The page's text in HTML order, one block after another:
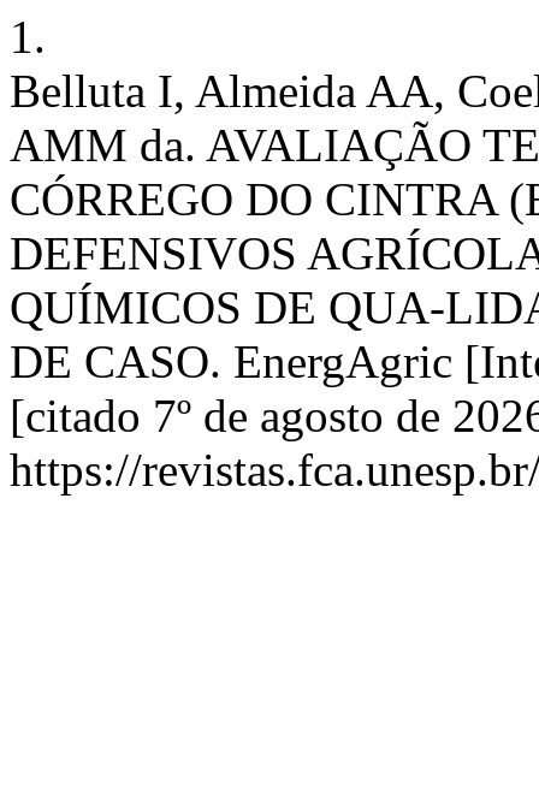
1.
Belluta I, Almeida AA,
AMM da. AVALIAÇÃO
CÓRREGO DO CINTRA
DEFENSIVOS
QUÍMICOS DE QUA-
DE CASO. EnergAgric
[citado 7º de agosto de
https://